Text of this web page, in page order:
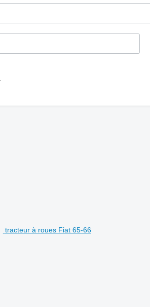
tracteur à roues Fiat 65-66